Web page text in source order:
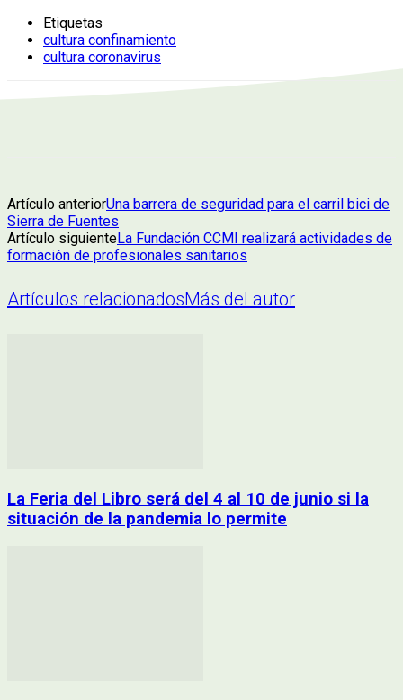
Etiquetas
cultura confinamiento
cultura coronavirus
Artículo anteriorUna barrera de seguridad para el carril bici de
Sierra de Fuentes
Artículo siguienteLa Fundación CCMI realizará actividades de
formación de profesionales sanitarios
Artículos relacionadosMás del autor
La Feria del Libro será del 4 al 10 de junio si la
situación de la pandemia lo permite